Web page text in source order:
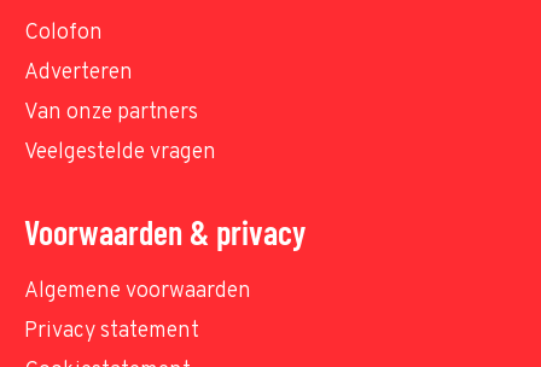
Colofon
Adverteren
Van onze partners
Veelgestelde vragen
Voorwaarden & privacy
Algemene voorwaarden
Privacy statement